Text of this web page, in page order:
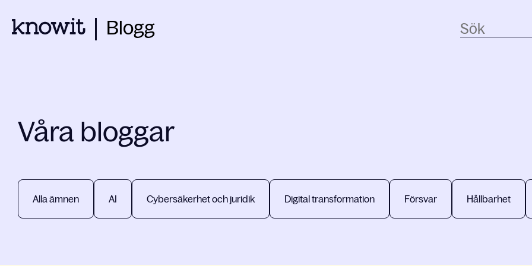
Blogg
Våra bloggar
Alla ämnen AI Cybersäkerhet och juridik Digital transformation Försvar Hållbarhet